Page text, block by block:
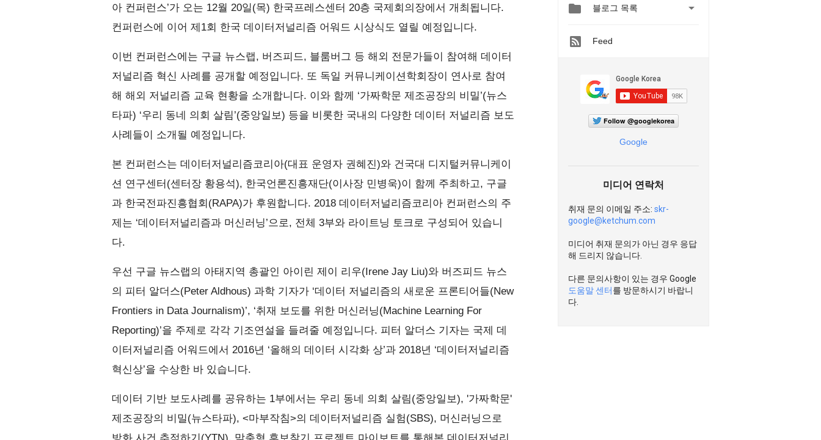
아 컨퍼런스’가 오는 12월 20일(목) 한국프레스센터 20층 국제회의장에서 개최됩니다.
컨퍼런스에 이어 제1회 한국 데이터저널리즘 어워드 시상식도 열릴 예정입니다.
이번 컨퍼런스에는 구글 뉴스랩, 버즈피드, 블룸버그 등 해외 전문가들이 참여해 데이터
저널리즘 혁신 사례를 공개할 예정입니다. 또 독일 커뮤니케이션학회장이 연사로 참여
해 해외 저널리즘 교육 현황을 소개합니다. 이와 함께 ‘가짜학문 제조공장의 비밀’(뉴스
타파) ‘우리 동네 의회 살림’(중앙일보) 등을 비롯한 국내의 다양한 데이터 저널리즘 보도
사례들이 소개될 예정입니다.
본 컨퍼런스는 데이터저널리즘코리아(대표 운영자 권혜진)와 건국대 디지털커뮤니케이
션 연구센터(센터장 황용석), 한국언론진흥재단(이사장 민병욱)이 함께 주최하고, 구글
과 한국전파진흥협회(RAPA)가 후원합니다. 2018 데이터저널리즘코리아 컨퍼런스의 주
제는 ‘데이터저널리즘과 머신러닝’으로, 전체 3부와 라이트닝 토크로 구성되어 있습니
다.
우선 구글 뉴스랩의 아태지역 총괄인 아이린 제이 리우(Irene Jay Liu)와 버즈피드 뉴스
의 피터 알더스(Peter Aldhous) 과학 기자가 ‘데이터 저널리즘의 새로운 프론티어들(New
Frontiers in Data Journalism)’, ‘취재 보도를 위한 머신러닝(Machine Learning For
Reporting)’을 주제로 각각 기조연설을 들려줄 예정입니다. 피터 알더스 기자는 국제 데
이터저널리즘 어워드에서 2016년 ‘올해의 데이터 시각화 상’과 2018년 ‘데이터저널리즘
혁신상’을 수상한 바 있습니다.
데이터 기반 보도사례를 공유하는 1부에서는 우리 동네 의회 살림(중앙일보), '가짜학문'
제조공장의 비밀(뉴스타파), <마부작침>의 데이터저널리즘 실험(SBS), 머신러닝으로
 블로그 목록 
Feed
Follow @googlekorea
Google
미디어 연락처
취재 문의 이메일 주소: skr-
google@ketchum.com
미디어 취재 문의가 아닌 경우 응답
해 드리지 않습니다.
다른 문의사항이 있는 경우 Google
도움말 센터를 방문하시기 바랍니
다.